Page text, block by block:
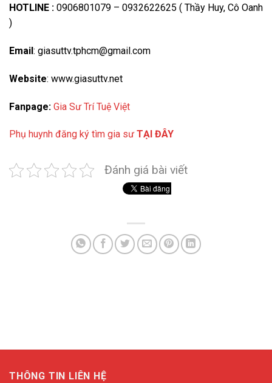
HOTLINE : 0906801079 – 0932622625 ( Thầy Huy, Cô Oanh
)
Email: giasuttv.tphcm@gmail.com
Website: www.giasuttv.net
Fanpage: Gia Sư Trí Tuệ Việt
Phụ huynh đăng ký tìm gia sư TẠI ĐÂY
Đánh giá bài viết
THÔNG TIN LIÊN HỆ